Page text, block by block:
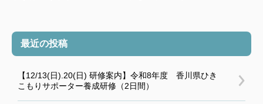
最近の投稿
【12/13(日).20(日) 研修案内】令和8年度 香川県ひき
こもりサポーター養成研修（2日間）